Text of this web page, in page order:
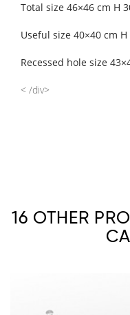
Total size 46×46 cm H
Useful size 40×40 cm H
Recessed hole size
< /div>
16 OTHER